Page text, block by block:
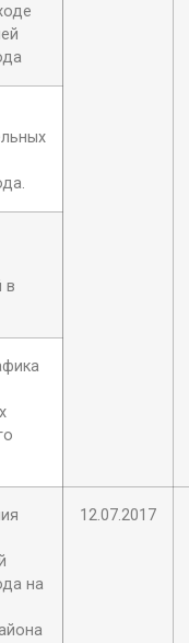
в
на
12.07.2017